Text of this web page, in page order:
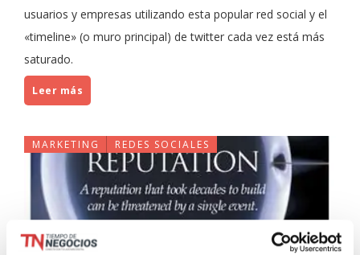
usuarios y empresas utilizando esta popular red social y el
«timeline» (o muro principal) de twitter cada vez está más
saturado.
Leer más
MARKETING REDES SOCIALES